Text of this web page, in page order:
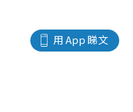
用 App 睇文